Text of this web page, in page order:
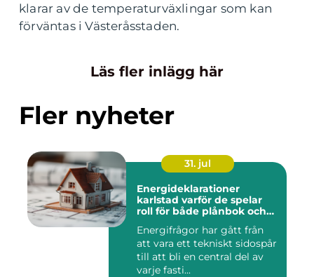
klarar av de temperaturväxlingar som kan
förväntas i Västeråsstaden.
Läs fler inlägg här
Fler nyheter
31. jul
Energideklarationer
karlstad varför de spelar
roll för både plånbok och
Energifrågor har gått från
att vara ett tekniskt sidospår
till att bli en central del av
varje fasti...